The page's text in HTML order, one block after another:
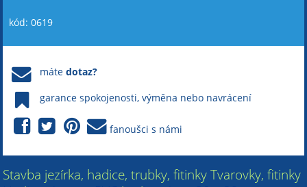
kód: 0619
mátedotaz?
garance spokojenosti, výměna nebo navrácení
fanoušci s námi
Stavba jezírka, hadice, trubky, fitinky Tvarovky, fitinky